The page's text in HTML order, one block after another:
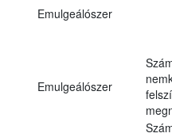
Emulgeálószer
Emulgeálószer